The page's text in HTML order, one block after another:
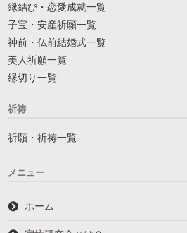
縁結び・恋愛成就一覧
子宝・安産祈願一覧
神前・仏前結婚式一覧
美人祈願一覧
縁切り一覧
祈祷
祈願・祈祷一覧
メニュー
ホーム